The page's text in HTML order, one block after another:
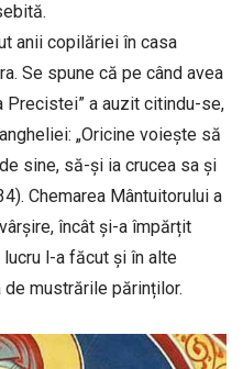
anii copilăriei în casa
Se spune că pe când avea
Precistei” a auzit citindu-se,
„Oricine voiește să
sine, să-și ia crucea sa și
Chemarea Mântui­to­ru­lui a
încât și-a îm­păr­țit
l-a fă­cut și în alte
mustrările părinților.